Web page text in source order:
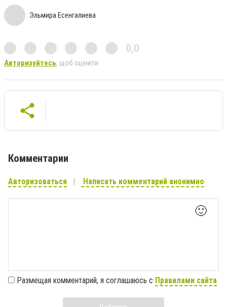
Эльмира Есенгалиева
0,0
Авторизуйтесь, щоб оцінити
Комментарии
Авторизоваться Написать комментарий анонимно
🙂
Размещая комментарий, я соглашаюсь с Правилами сайта